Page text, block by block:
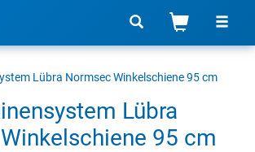
Lübra Normsec Winkelschiene 95 cm
Lübra
95 cm